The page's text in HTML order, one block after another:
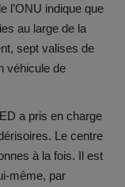
l’ONU indique que
au large de la
sept valises de
véhicule de
a pris en charge
Le centre
à la fois. Il est
même, par